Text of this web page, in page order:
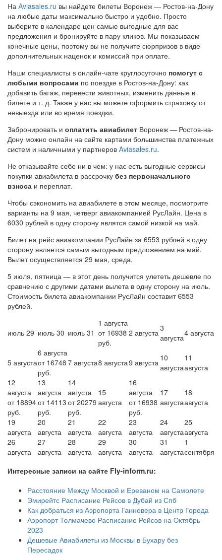
На Aviasales.ru вы найдете билеты Воронеж — Ростов-на-Дону
на любые даты максимально быстро и удобно. Просто
выберите в календаре цен самые выгодные для вас
предложения и бронируйте в пару кликов. Мы показываем
конечные цены, поэтому вы не получите сюрпризов в виде
дополнительных наценок и комиссий при оплате.
Наши специалисты в онлайн-чате круглосуточно помогут с
любыми вопросами по поездке в Ростов-на-Дону: как
добавить багаж, перевести животных, изменить данные в
билете и т. д. Также у нас вы можете оформить страховку от
невыезда или во время поездки.
Забронировать и оплатить авиабилет Воронеж — Ростов-на-
Дону можно онлайн на сайте картами большинства платежных
систем и наличными у партнеров Aviasales.ru.
Не отказывайте себе ни в чем: у нас есть выгодные сервисы
покупки авиабилета в рассрочку без первоначального
взноса и переплат.
Чтобы сэкономить на авиабилете в этом месяце, посмотрите
варианты на 9 мая, четверг авиакомпанией РусЛайн. Цена в
6030 рублей в одну сторону являтся самой низкой на май.
Билет на рейс авиакомпании РусЛайн за 6553 рублей в одну
сторону является самым выгодным предложением на май.
Вылет осуществляется 29 мая, среда.
5 июля, пятница — в этот день получится улететь дешевле по
сравнению с другими датами вылета в одну сторону на июль.
Стоимость билета авиакомпании РусЛайн составит 6553
рублей.
июль 29 июль 30 июль 31
1 августа
от 16938
руб.
2 августа 3
августа4 августа
5 августа
6 августа
от 16748
руб.
7 августа8 августа9 августа 10
августа
11
августа
12
августа
от 18894
руб.
13
августа
от 14113
руб.
14
августа
от 20279
руб.
15
августа
16
августа
от 16938
руб.
17
августа
18
августа
19
августа
20
августа
21
августа
22
августа
23
августа
24
августа
25
августа
26
августа
27
августа
28
августа
29
августа
30
августа
31
августа
1
сентября
Интересные записи на сайте Fly-inform.ru:
Расстояние Между Москвой и Ереваном на Самолете
Эмирейтс Расписание Рейсов в Дубай из Спб
Как добраться из Аэропорта Ганновера в Центр Города
Аэропорт Толмачево Расписание Рейсов на Октябрь
2023
Дешевые Авиабилеты из Москвы в Бухару без
Пересадок